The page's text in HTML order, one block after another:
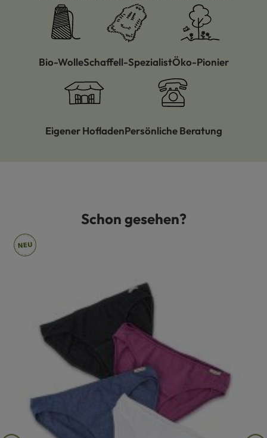
Bio-WolleSchaffell-SpezialistÖko-Pionier
Eigener HofladenPersönliche Beratung
Produktgalerie überspringenSchon gesehen?